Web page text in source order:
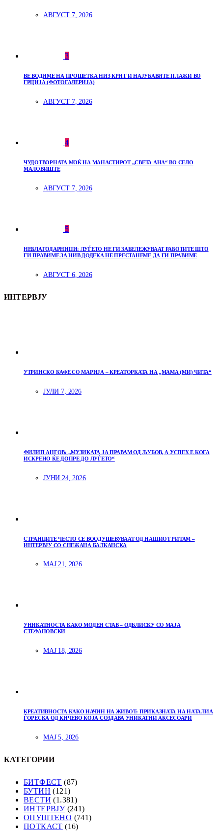
АВГУСТ 7, 2026
3
ВЕ ВОДИМЕ НА ПРОШЕТКА НИЗ КРИТ И НАЈУБАВИТЕ ПЛАЖИ ВО
ГРЦИЈА (ФОТОГАЛЕРИЈА)
АВГУСТ 7, 2026
4
ЧУДОТВОРНАТА МОЌ НА МАНАСТИРОТ „СВЕТА АНА“ ВО СЕЛО
МАЛОВИШТЕ
АВГУСТ 7, 2026
5
НЕБЛАГОДАРНИЦИ: ЛУЃЕТО НЕ ГИ ЗАБЕЛЕЖУВААТ РАБОТИТЕ ШТО
ГИ ПРАВИМЕ ЗА НИВ ДОДЕКА НЕ ПРЕСТАНЕМЕ ДА ГИ ПРАВИМЕ
АВГУСТ 6, 2026
ИНТЕРВЈУ
УТРИНСКО КАФЕ СО МАРИЈА – КРЕАТОРКАТА НА „МАМА (МИ) ЧИТА“
ЈУЛИ 7, 2026
ФИЛИП АНГОВ: „МУЗИКАТА ЈА ПРАВАМ ОД ЉУБОВ, А УСПЕХ Е КОГА
ИСКРЕНО ЌЕ ДОПРЕ ДО ЛУЃЕТО“
ЈУНИ 24, 2026
СТРАНЦИТЕ ЧЕСТО СЕ ВООДУШЕВУВААТ ОД НАШИОТ РИТАМ –
ИНТЕРВЈУ СО СНЕЖАНА БАЛКАНСКА
МАЈ 21, 2026
УНИКАТНОСТА КАКО МОДЕН СТАВ – ОДБЛИСКУ СО МАЈА
СТЕФАНОВСКИ
МАЈ 18, 2026
КРЕАТИВНОСТА КАКО НАЧИН НА ЖИВОТ: ПРИКАЗНАТА НА НАТАЛИА
ЃОРЕСКА ОД КИЧЕВО КОЈА СОЗДАВА УНИКАТНИ АКСЕСОАРИ
МАЈ 5, 2026
КАТЕГОРИИ
БИТФЕСТ (87)
БУТИН (121)
ВЕСТИ (1.381)
ИНТЕРВЈУ(241)
ОПУШТЕНО (741)
ПОТКАСТ (16)